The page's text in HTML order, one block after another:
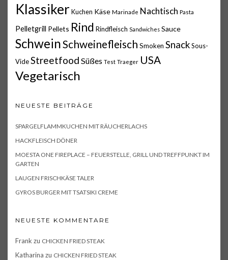
Klassiker Kuchen Käse Marinade Nachtisch Pasta
Pelletgrill Pellets Rind Rindfleisch Sandwiches Sauce
SchweinSchweinefleisch Smoken SnackSous-
VideStreetfood Süßes Test Traeger USA
Vegetarisch
NEUESTE BEITRÄGE
SPARGELFLAMMKUCHEN MIT RÄUCHERLACHS
HACKFLEISCH DÖNER
MOESTA ONE FIREPLACE – FEUERSTELLE, GRILL UND TREFFPUNKT IM
GARTEN
LAUGEN FRISCHKÄSE TALER
GYROS BURGER MIT TSATSIKI CREME
NEUESTE KOMMENTARE
Frankzu CHICKEN FRIED STEAK
Katharina zu CHICKEN FRIED STEAK